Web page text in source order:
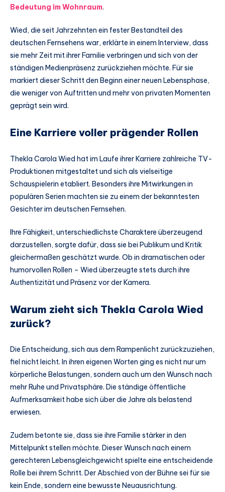
Bedeutung im Wohnraum.
Wied, die seit Jahrzehnten ein fester Bestandteil des
deutschen Fernsehens war, erklärte in einem Interview, dass
sie mehr Zeit mit ihrer Familie verbringen und sich von der
ständigen Medienpräsenz zurückziehen möchte. Für sie
markiert dieser Schritt den Beginn einer neuen Lebensphase,
die weniger von Auftritten und mehr von privaten Momenten
geprägt sein wird.
Eine Karriere voller prägender Rollen
Thekla Carola Wied hat im Laufe ihrer Karriere zahlreiche TV-
Produktionen mitgestaltet und sich als vielseitige
Schauspielerin etabliert. Besonders ihre Mitwirkungen in
populären Serien machten sie zu einem der bekanntesten
Gesichter im deutschen Fernsehen.
Ihre Fähigkeit, unterschiedlichste Charaktere überzeugend
darzustellen, sorgte dafür, dass sie bei Publikum und Kritik
gleichermaßen geschätzt wurde. Ob in dramatischen oder
humorvollen Rollen – Wied überzeugte stets durch ihre
Authentizität und Präsenz vor der Kamera.
Warum zieht sich Thekla Carola Wied
zurück?
Die Entscheidung, sich aus dem Rampenlicht zurückzuziehen,
fiel nicht leicht. In ihren eigenen Worten ging es nicht nur um
körperliche Belastungen, sondern auch um den Wunsch nach
mehr Ruhe und Privatsphäre. Die ständige öffentliche
Aufmerksamkeit habe sich über die Jahre als belastend
erwiesen.
Zudem betonte sie, dass sie ihre Familie stärker in den
Mittelpunkt stellen möchte. Dieser Wunsch nach einem
gerechteren Lebensgleichgewicht spielte eine entscheidende
Rolle bei ihrem Schritt. Der Abschied von der Bühne sei für sie
kein Ende, sondern eine bewusste Neuausrichtung.